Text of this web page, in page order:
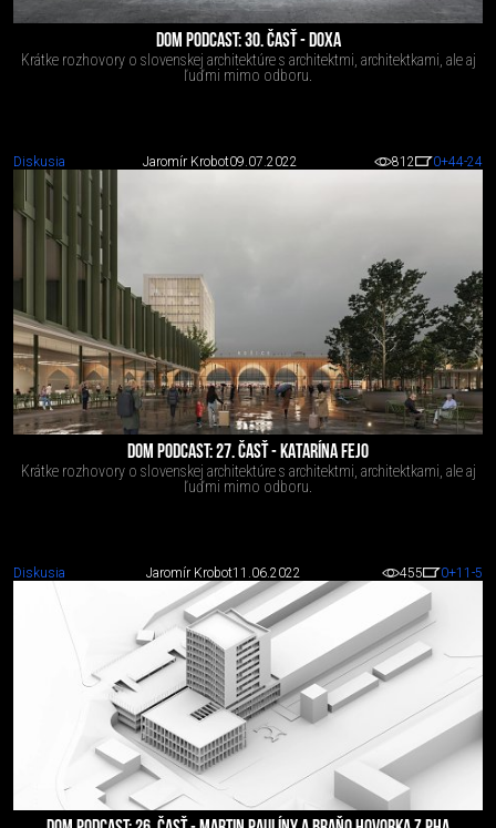
DOM PODCAST: 30. ČASŤ - DOXA
Krátke rozhovory o slovenskej architektúre s architektmi, architektkami, ale aj
ľuďmi mimo odboru.
Diskusia Jaromír Krobot09.07.2022 812 0+44-24
DOM PODCAST: 27. ČASŤ - KATARÍNA FEJO
Krátke rozhovory o slovenskej architektúre s architektmi, architektkami, ale aj
ľuďmi mimo odboru.
Diskusia Jaromír Krobot11.06.2022 455 0+11 -5